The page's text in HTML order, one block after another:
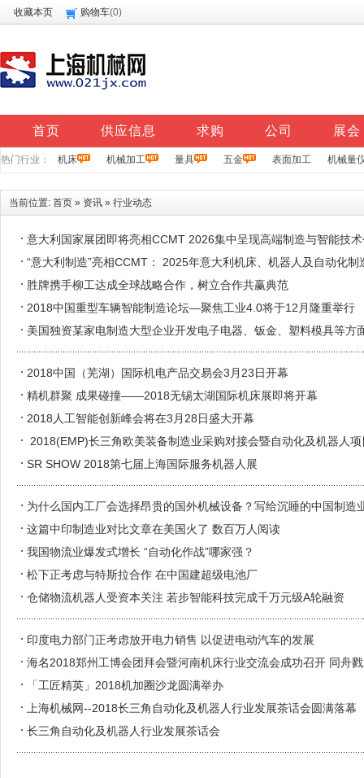
收藏本页 购物车(0)
首页 供应信息 求购 公司 展会
热门行业： 机床 机械加工 量具 五金 表面加工 机械量
当前位置: 首页 » 资讯 » 行业动态
意大利国家展团即将亮相CCMT 2026集中呈现高端制造与智能技
“意大利制造”亮相CCMT： 2025年意大利机床、机器人及自动化制
胜牌携手柳工达成全球战略合作，树立合作共赢典范
2018中国重型车辆智能制造论坛—聚焦工业4.0将于12月隆重举行
美国独资某家电制造大型企业开发电子电器、钣金、塑料模具等方
2018中国（芜湖）国际机电产品交易会3月23日开幕
精机群聚 成果碰撞——2018无锡太湖国际机床展即将开幕
2018人工智能创新峰会将在3月28日盛大开幕
2018(EMP)长三角欧美装备制造业采购对接会暨自动化及机器人
SR SHOW 2018第七届上海国际服务机器人展
为什么国内工厂会选择昂贵的国外机械设备？写给沉睡的中国制造
这篇中印制造业对比文章在美国火了 数百万人阅读
我国物流业爆发式增长 “自动化作战”哪家强？
松下正考虑与特斯拉合作 在中国建超级电池厂
仓储物流机器人受资本关注 若步智能科技完成千万元级A轮融资
印度电力部门正考虑放开电力销售 以促进电动汽车的发展
海名2018郑州工博会团拜会暨河南机床行业交流会成功召开 同舟
「工匠精英」2018机加圈沙龙圆满举办
上海机械网--2018长三角自动化及机器人行业发展茶话会圆满落幕
长三角自动化及机器人行业发展茶话会